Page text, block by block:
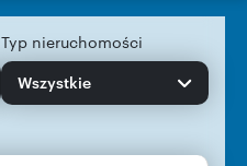
Typ nieruchomości
Wszystkie